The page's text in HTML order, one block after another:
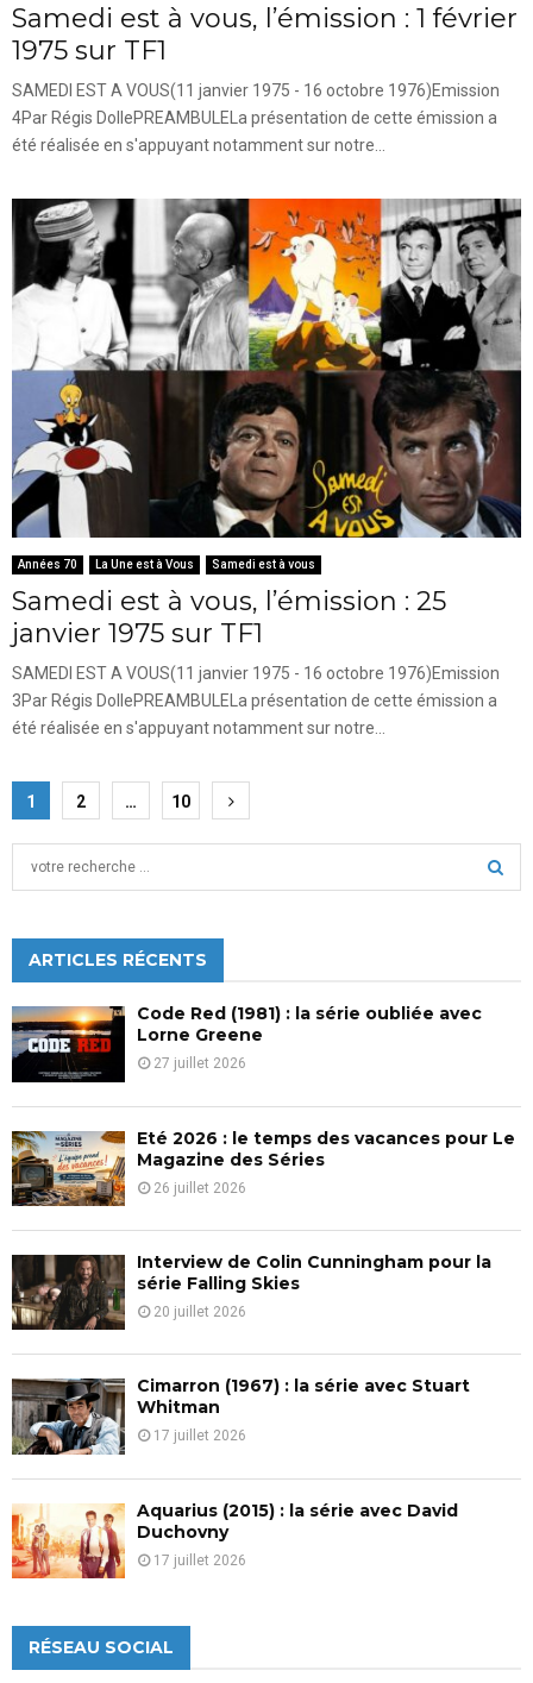
Samedi est à vous, l’émission : 1 février
1975 sur TF1
SAMEDI EST A VOUS(11 janvier 1975 - 16 octobre 1976)Emission
4Par Régis DollePREAMBULELa présentation de cette émission a
été réalisée en s'appuyant notamment sur notre...
Années 70 La Une est à Vous Samedi est à vous
Samedi est à vous, l’émission : 25
janvier 1975 sur TF1
SAMEDI EST A VOUS(11 janvier 1975 - 16 octobre 1976)Emission
3Par Régis DollePREAMBULELa présentation de cette émission a
été réalisée en s'appuyant notamment sur notre...
Pagination
des
publications
1 2 … 10
h
f
o
r
:
C
ARTICLES RÉCENTS
Code Red (1981) : la série oubliée avec
Lorne Greene
27 juillet 2026
Eté 2026 : le temps des vacances pour Le
Magazine des Séries
26 juillet 2026
Interview de Colin Cunningham pour la
série Falling Skies
20 juillet 2026
Cimarron (1967) : la série avec Stuart
Whitman
17 juillet 2026
Aquarius (2015) : la série avec David
Duchovny
17 juillet 2026
RÉSEAU SOCIAL